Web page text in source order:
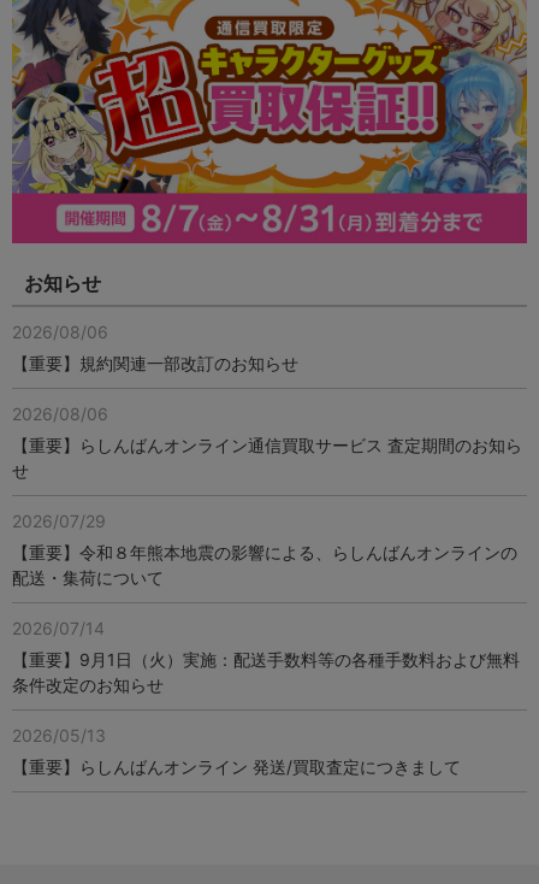
お知らせ
2026/08/06
【重要】規約関連一部改訂のお知らせ
2026/08/06
【重要】らしんばんオンライン通信買取サービス 査定期間のお知ら
せ
2026/07/29
【重要】令和８年熊本地震の影響による、らしんばんオンラインの
配送・集荷について
2026/07/14
【重要】9月1日（火）実施：配送手数料等の各種手数料および無料
条件改定のお知らせ
2026/05/13
【重要】らしんばんオンライン 発送/買取査定につきまして